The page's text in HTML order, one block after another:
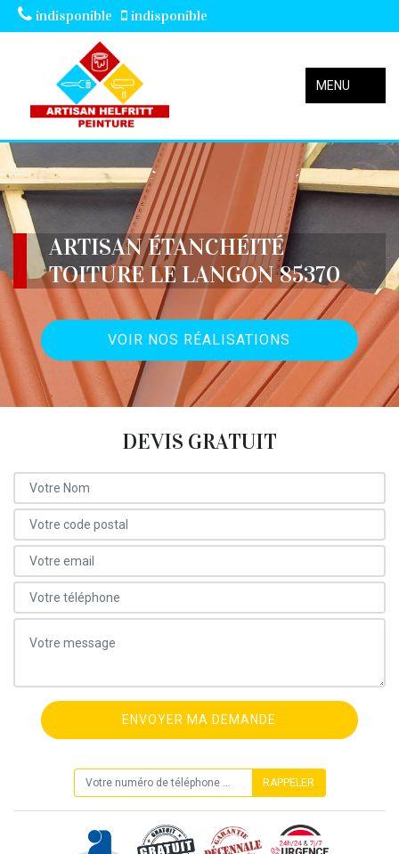
indisponible indisponible
MENU
ARTISAN ÉTANCHÉITÉ
TOITURE LE LANGON 85370
VOIR NOS RÉALISATIONS
DEVIS GRATUIT